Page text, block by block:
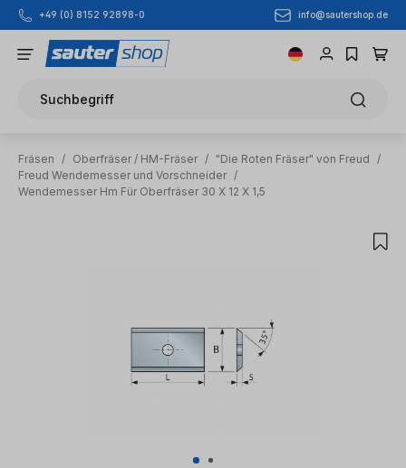
Zum Hauptinhalt springen
+49 (0) 8152 92898-0 info@sautershop.de
Suchbegriff
Fräsen / Oberfräser / HM-Fräser / "Die Roten Fräser" von Freud
/
Freud Wendemesser und Vorschneider /
Wendemesser Hm Für Oberfräser 30 X 12 X 1,5